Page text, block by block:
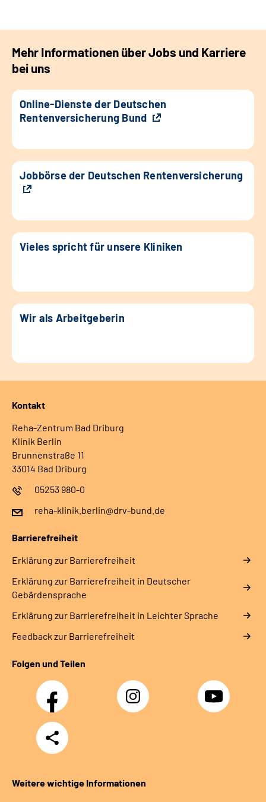
Mehr Informationen über Jobs und Karriere
bei uns
Online-Dienste der Deutschen
Rentenversicherung Bund
Jobbörse der Deutschen Rentenversicherung
Vieles spricht für unsere Kliniken
Wir als Arbeitgeberin
Kontakt
Reha-Zentrum Bad Driburg
Klinik Berlin
Brunnenstraße 11
33014 Bad Driburg
05253 980-0
reha-klinik.berlin@drv-bund.de
Barrierefreiheit
Erklärung zur Barrierefreiheit
Erklärung zur Barrierefreiheit in Deutscher
Gebärdensprache
Erklärung zur Barrierefreiheit in Leichter Sprache
Feedback zur Barrierefreiheit
Folgen und Teilen
Facebook Instagram YouTube
Teilen
Weitere wichtige Informationen